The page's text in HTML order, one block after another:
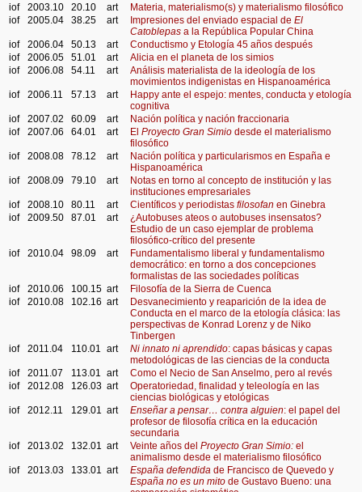
iof 2003.10 20.10 art
Materia, materialismo(s) y materialismo filosófico
iof
2005.04 38.25 art Impresiones del enviado espacial de El
Catoblepasa la República Popular China
iof
2006.04 50.13 art
Conductismo y Etología 45 años después
iof
2006.05 51.01 art
Alicia en el planeta de los simios
iof
2006.08 54.11 art
Análisis materialista de la ideología de los
movimientos indigenistas en Hispanoamérica
iof
2006.11 57.13 art
Happy ante el espejo: mentes, conducta y etología
cognitiva
iof
2007.02 60.09 art
Nación política y nación fraccionaria
iof
2007.06 64.01 art El Proyecto Gran Simiodesde el materialismo
filosófico
iof
2008.08 78.12 art
Nación política y particularismos en España e
Hispanoamérica
iof
2008.09 79.10 art
Notas en torno al concepto de institución y las
instituciones empresariales
iof
2008.10 80.11 art Científicos y periodistas filosofan en Ginebra
iof
2009.50 87.01 art
¿Autobuses ateos o autobuses insensatos?
Estudio de un caso ejemplar de problema
filosófico-crítico del presente
iof
2010.04 98.09 art
Fundamentalismo liberal y fundamentalismo
democrático: en torno a dos concepciones
formalistas de las sociedades políticas
iof
2010.06 100.15 art
Filosofía de la Sierra de Cuenca
iof
2010.08 102.16 art
Desvanecimiento y reaparición de la idea de
Conducta en el marco de la etología clásica: las
perspectivas de Konrad Lorenz y de Niko
Tinbergen
iof
2011.04 110.01 art Ni innato ni aprendido: capas básicas y capas
metodológicas de las ciencias de la conducta
iof
2011.07 113.01 art
Como el Necio de San Anselmo, pero al revés
iof
2012.08 126.03 art
Operatoriedad, finalidad y teleología en las
ciencias biológicas y etológicas
iof
2012.11 129.01 art Enseñar a pensar… contra alguien: el papel del
profesor de filosofía crítica en la educación
secundaria
iof
2013.02 132.01 art Veinte años del Proyecto Gran Simio:el
animalismo desde el materialismo filosófico
iof
2013.03 133.01 art España defendidade Francisco de Quevedo y
España no es un mitode Gustavo Bueno: una